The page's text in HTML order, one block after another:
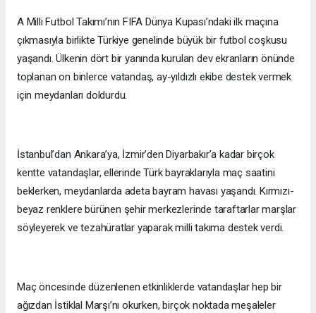
A Milli Futbol Takımı’nın FIFA Dünya Kupası’ndaki ilk maçına
çıkmasıyla birlikte Türkiye genelinde büyük bir futbol coşkusu
yaşandı. Ülkenin dört bir yanında kurulan dev ekranların önünde
toplanan on binlerce vatandaş, ay-yıldızlı ekibe destek vermek
için meydanları doldurdu.
İstanbul’dan Ankara’ya, İzmir’den Diyarbakır’a kadar birçok
kentte vatandaşlar, ellerinde Türk bayraklarıyla maç saatini
beklerken, meydanlarda adeta bayram havası yaşandı. Kırmızı-
beyaz renklere bürünen şehir merkezlerinde taraftarlar marşlar
söyleyerek ve tezahüratlar yaparak milli takıma destek verdi.
Maç öncesinde düzenlenen etkinliklerde vatandaşlar hep bir
ağızdan İstiklal Marşı’nı okurken, birçok noktada meşaleler